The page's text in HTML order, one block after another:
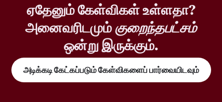
ஏதேனும் கேள்விகள் உள்ளதா?
அனைவரிடமும்குறைந்தபட்சம்
ஒன்று இருக்கும்.
அடிக்கடி கேட்கப்படும் கேள்விகளைப் பார்வையிடவும்